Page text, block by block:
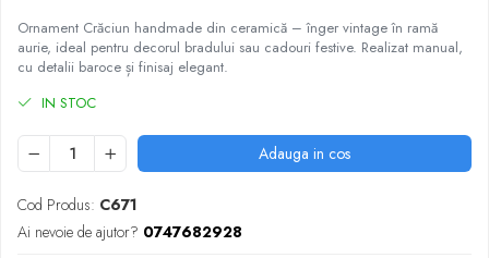
Ornament Crăciun handmade din ceramică – înger vintage în ramă
aurie, ideal pentru decorul bradului sau cadouri festive. Realizat manual,
cu detalii baroce și finisaj elegant.
IN STOC
Adauga in cos
Cod Produs: C671
Ai nevoie de ajutor? 0747682928